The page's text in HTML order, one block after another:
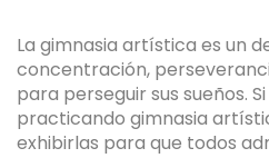
La gimnasia artística es un
concentración,
para perseguir sus sueños.
practicando gimnasia
exhibirlas para que todos